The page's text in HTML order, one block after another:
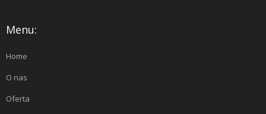
Menu:
Home
O nas
Oferta